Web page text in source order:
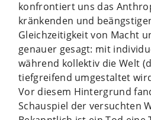
konfrontiert uns das
kränkenden und
Gleichzeitigkeit von Macht
genauer gesagt: mit
während kollektiv die Welt
tiefgreifend umgestaltet
Vor diesem Hintergrund
Schauspiel der versuchten